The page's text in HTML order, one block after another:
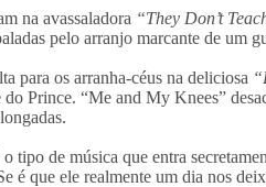
na avassaladora “They Don’t
pelo arranjo marcante de um
para os arranha-céus na deliciosa
Prince. “Me and My Knees”
o tipo de música que entra
é que ele realmente um dia nos